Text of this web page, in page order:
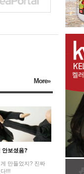
More»
안보셨음?
만들었지? 진짜
!!!